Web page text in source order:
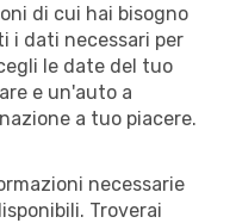
di cui hai bisogno
i dati necessari per
le date del tuo
e un'auto a
a tuo piacere.
necessarie
Troverai